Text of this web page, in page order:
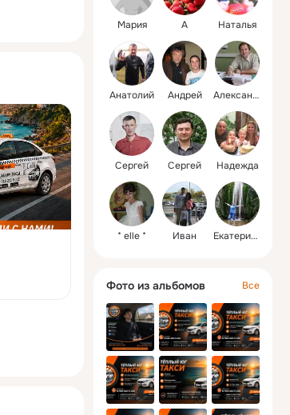
Мария А Наталья
Анатолий Андрей Александр
Сергей Сергей Надежда
* elle * Иван Екатерина
Фото из альбомов Все